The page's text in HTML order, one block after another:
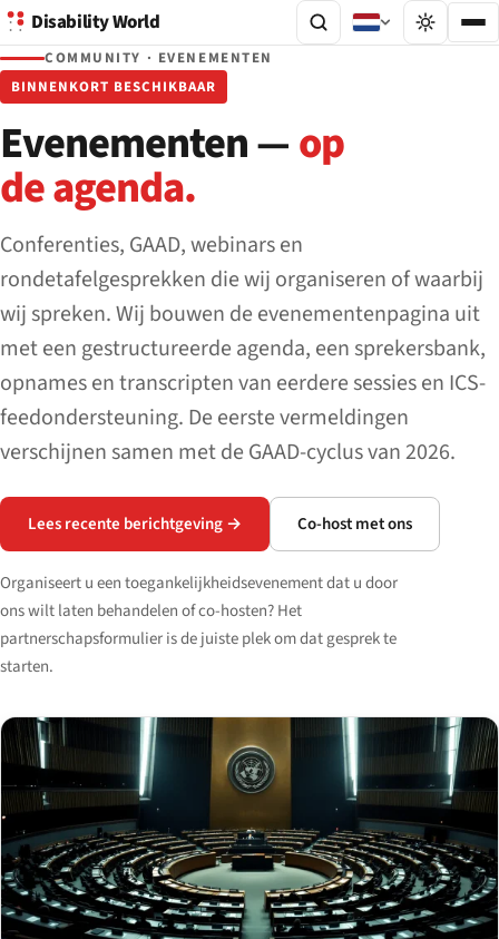
Disability World
COMMUNITY · EVENEMENTEN
BINNENKORT BESCHIKBAAR
Evenementen —op
de agenda.
Conferenties, GAAD, webinars en
rondetafelgesprekken die wij organiseren of waarbij
wij spreken. Wij bouwen de evenementenpagina uit
met een gestructureerde agenda, een sprekersbank,
opnames en transcripten van eerdere sessies en ICS-
feedondersteuning. De eerste vermeldingen
verschijnen samen met de GAAD-cyclus van 2026.
Lees recente berichtgeving → Co-host met ons
Organiseert u een toegankelijkheidsevenement dat u door
ons wilt laten behandelen of co-hosten? Het
partnerschapsformulier is de juiste plek om dat gesprek te
starten.